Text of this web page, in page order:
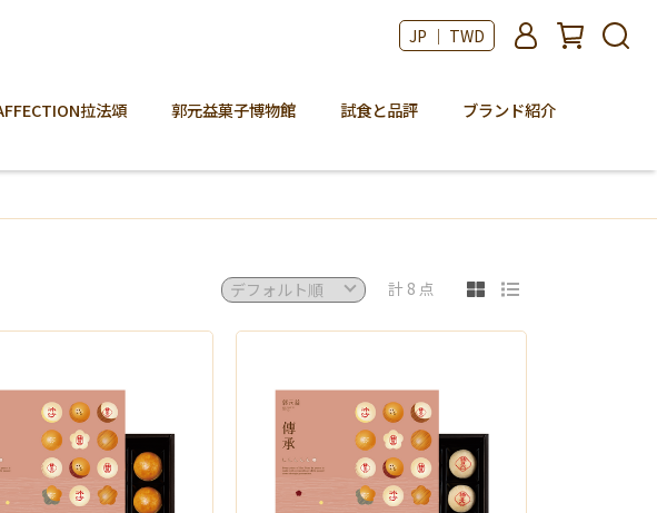
JP ｜ TWD
拉法頌 郭元益菓子博物館 試食と品評
ブランド紹介
計 8 点